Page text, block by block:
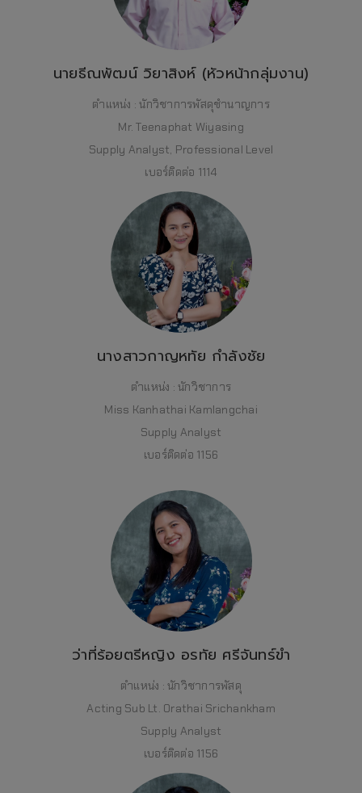
นายธีณพัฒน์ วิยาสิงห์ (หัวหน้ากลุ่มงาน)
ตำแหน่ง : นักวิชาการพัสดุชำนาญการ
Mr. Teenaphat Wiyasing
Supply Analyst, Professional Level
เบอร์ติดต่อ 1114
นางสาวกาญหทัย กำลังชัย
ตำแหน่ง : นักวิชาการ
Miss Kanhathai Kamlangchai
Supply Analyst
เบอร์ติดต่อ 1156
ว่าที่ร้อยตรีหญิง อรทัย ศรีจันทร์ขำ
ตำแหน่ง : นักวิชาการพัสดุ
Acting Sub Lt. Orathai Srichankham
Supply Analyst
เบอร์ติดต่อ 1156